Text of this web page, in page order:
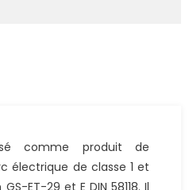
comme produit de
électrique de classe 1 et
ET-29 et E DIN 58118. Il